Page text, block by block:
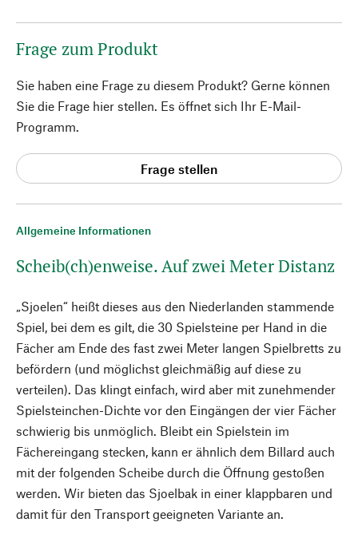
Allgemeine Informationen
Scheib(ch)enweise. Auf zwei Meter Distanz
„Sjoelen“ heißt dieses aus den Niederlanden stammende
Spiel, bei dem es gilt, die 30 Spielsteine per Hand in die
Fächer am Ende des fast zwei Meter langen Spielbretts zu
befördern (und möglichst gleichmäßig auf diese zu
verteilen). Das klingt einfach, wird aber mit zunehmender
Spielsteinchen-Dichte vor den Eingängen der vier Fächer
schwierig bis unmöglich. Bleibt ein Spielstein im
Fächereingang stecken, kann er ähnlich dem Billard auch
mit der folgenden Scheibe durch die Öffnung gestoßen
werden. Wir bieten das Sjoelbak in einer klappbaren und
damit für den Transport geeigneten Variante an.
Frage zum Produkt
Sie haben eine Frage zu diesem Produkt? Gerne können
Sie die Frage hier stellen. Es öffnet sich Ihr E-Mail-
Programm.
Frage stellen